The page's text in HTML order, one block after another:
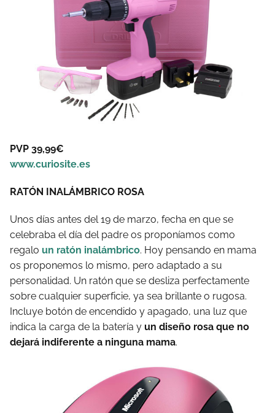
PVP 39,99€
www.curiosite.es
RATÓN INALÁMBRICO ROSA
Unos días antes del 19 de marzo, fecha en que se
celebraba el día del padre os proponíamos como
regalo un ratón inalámbrico. Hoy pensando en mama
os proponemos lo mismo, pero adaptado a su
personalidad. Un ratón que se desliza perfectamente
sobre cualquier superficie, ya sea brillante o rugosa.
Incluye botón de encendido y apagado, una luz que
indica la carga de la batería y un diseño rosa que no
dejará indiferente a ninguna mama.